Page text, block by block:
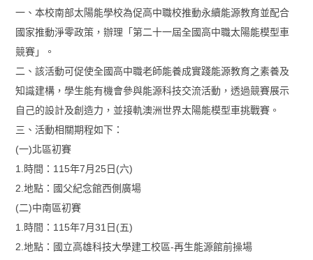
一、本校南部太陽能學校為促高中職校推動永續能源教育並配合
國家推動淨零政策，辦理「第二十一屆全國高中職太陽能模型車
競賽」。
二、該活動可促使全國高中職老師能養成實踐能源教育之素養及
知識建構，學生能有機會參與能源科技交流活動，透過競賽展示
自己的設計及創造力，並接軌澳洲世界太陽能模型車挑戰賽。
三、活動相關期程如下：
(一)北區初賽
1.時間：115年7月25日(六)
2.地點：國父紀念館西側廣場
(二)中南區初賽
1.時間：115年7月31日(五)
2.地點：國立高雄科技大學建工校區-再生能源館前操場